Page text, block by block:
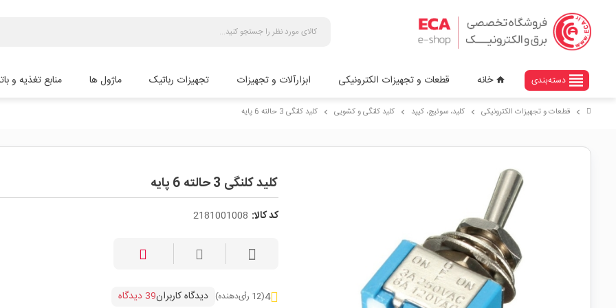
view_headline دسته‌بندی home خانه قطعات و تجهیزات الکترونیکی ابزارآلات و تجهیزات تجهیزات رباتیک ماژول ها منابع تغذیه و
chevron_right قطعات و تجهیزات الکترونیکی chevron_right کلید، سوئیچ، کیپد chevron_right کلید کلنگی و کشویی chevron_right کلید کلنگی 3 حالته 6 پایه
کلید کلنگی 3 حالته 6 پایه
کد کالا: 2181001008
4(12 رأی‌دهنده) دیدگاه کاربران39 دیدگاه